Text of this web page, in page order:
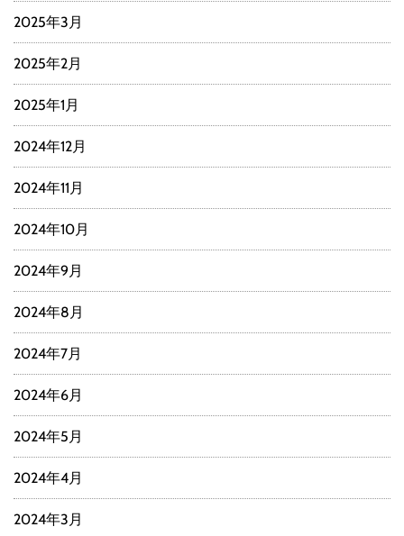
2025年3月
2025年2月
2025年1月
2024年12月
2024年11月
2024年10月
2024年9月
2024年8月
2024年7月
2024年6月
2024年5月
2024年4月
2024年3月